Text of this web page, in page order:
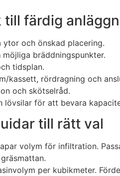
till färdig
ytor och önskad placering.
bräddningspunkter.
tidsplan.
kassett, rördragning och
och skötselråd.
lövsilar för att bevara
till rätt val
volym för infiltration.
per kubikmeter.